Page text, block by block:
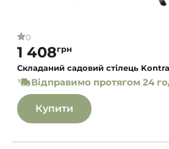
0
1 408грн
Складаний садовий стілець
Відправимо протягом 24
Купити